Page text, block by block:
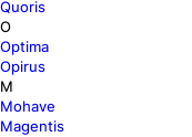
Quoris
O
Optima
Opirus
M
Mohave
Magentis